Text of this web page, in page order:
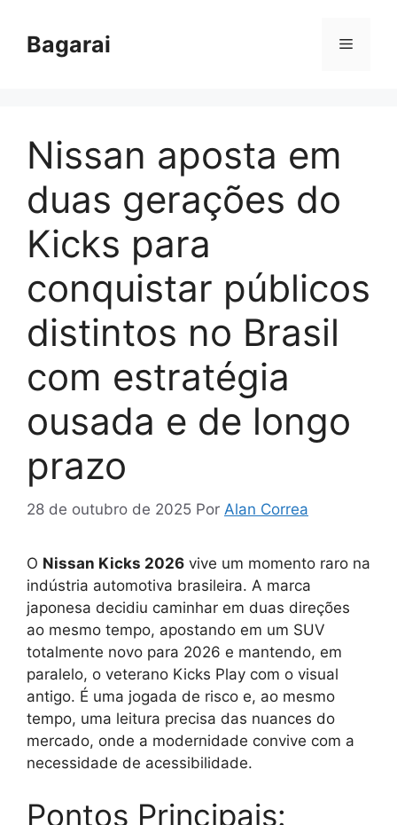
paraBagarai Menu
Nissan aposta em
duas gerações do
Kicks para
conquistar públicos
distintos no Brasil
com estratégia
ousada e de longo
prazo
28 de outubro de 2025 Por Alan Correa
O Nissan Kicks 2026 vive um momento raro na
indústria automotiva brasileira. A marca
japonesa decidiu caminhar em duas direções
ao mesmo tempo, apostando em um SUV
totalmente novo para 2026 e mantendo, em
paralelo, o veterano Kicks Play com o visual
antigo. É uma jogada de risco e, ao mesmo
tempo, uma leitura precisa das nuances do
mercado, onde a modernidade convive com a
necessidade de acessibilidade.
Pontos Principais: